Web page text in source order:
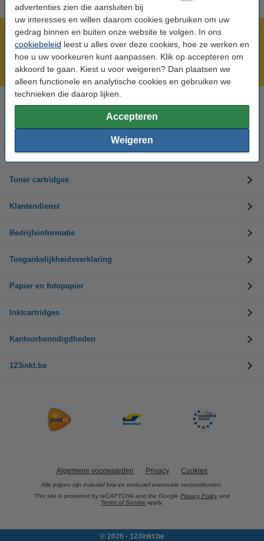
advertenties zien die aansluiten bij
uw interesses en willen daarom cookies gebruiken om uw
gedrag binnen en buiten onze website te volgen. In ons
cookiebeleid leest u alles over deze cookies, hoe ze werken en
hoe u uw voorkeuren kunt aanpassen. Klik op accepteren om
akkoord te gaan. Kiest u voor weigeren? Dan plaatsen we
alleen functionele en analytische cookies en gebruiken we
technieken die daarop lijken.
Accepteren
Weigeren
Meer dan 5 miljoen klanten!
Voor 22.00 uur besteld, morgen in huis!
Laagsteprijsgarantie!
Op werkdagen van 8.30 tot 17 uur
Inktpatronen
Toner cartridges
Klantendienst
Bedrijfsinformatie
Toegankelijkheidsverklaring
Papier en fotopapier
Inktcartridges
Kantoorbenodigdheden
123inkt.be
Algemene voorwaarden Privacy Cookies
Alle prijzen zijn inclusief btw en exclusief eventuele verzendkosten.
This site is protected by reCAPTCHA and the Google Privacy Policy and
Terms of Service apply.
© 2026 - 123inkt.be